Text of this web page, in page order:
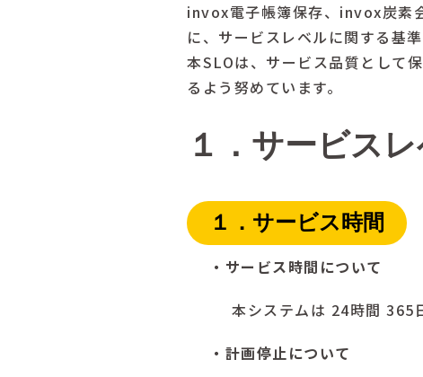
invox電子帳簿保存、invox炭素
に、サービスレベルに関する基
本SLOは、サービス品質として
るよう努めています。
１．サービス
１．サービス時間
・サービス時間について
本システムは 24時間 365
・計画停止について